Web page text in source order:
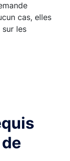
cas, elles
sur les